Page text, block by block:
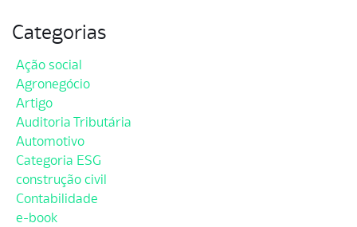
Categorias
Ação social
Agronegócio
Artigo
Auditoria Tributária
Automotivo
Categoria ESG
construção civil
Contabilidade
e-book